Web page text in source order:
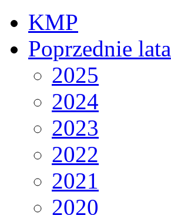
KMP
Poprzednie lata
2025
2024
2023
2022
2021
2020